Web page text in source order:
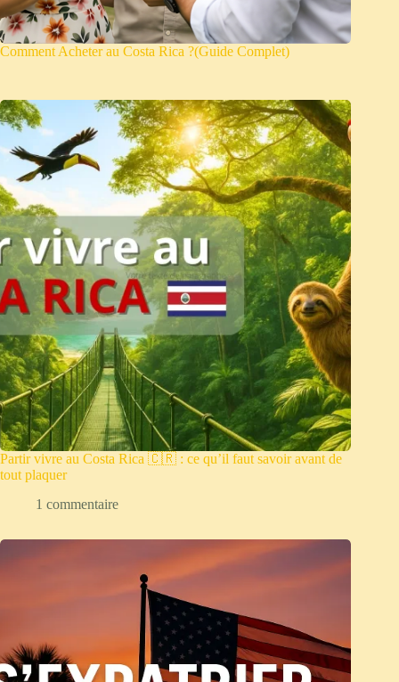
Comment Acheter au Costa Rica ?(Guide Complet)
Partir vivre au Costa Rica 🇨🇷 : ce qu’il faut savoir avant de
tout plaquer
1 commentaire